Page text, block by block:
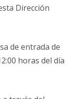
Dirección
de entrada de
horas del día